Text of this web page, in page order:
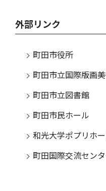
外部リンク
町田市役所
町田市立国際版画
町田市立図書館
町田市民ホール
和光大学ポプリホー
町田国際交流セン